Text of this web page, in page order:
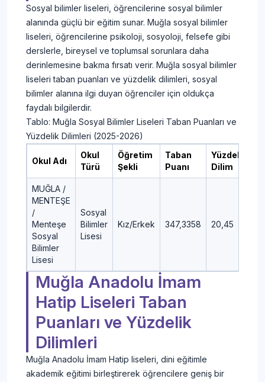
Sosyal bilimler liseleri, öğrencilerine sosyal bilimler
alanında güçlü bir eğitim sunar. Muğla sosyal bilimler
liseleri, öğrencilerine psikoloji, sosyoloji, felsefe gibi
derslerle, bireysel ve toplumsal sorunlara daha
derinlemesine bakma fırsatı verir. Muğla sosyal bilimler
liseleri taban puanları ve yüzdelik dilimleri, sosyal
bilimler alanına ilgi duyan öğrenciler için oldukça
faydalı bilgilerdir.
Tablo: Muğla Sosyal Bilimler Liseleri Taban Puanları ve
Yüzdelik Dilimleri (2025-2026)
Okul Adı
Okul
Türü
Öğretim
Şekli
Taban
Puanı
Yüzdelik
Dilim
MUĞLA /
MENTEŞE
/
Menteşe
Sosyal
Bilimler
Lisesi
Sosyal
Bilimler
Lisesi
Kız/Erkek 347,3358 20,45
Muğla Anadolu İmam
Hatip Liseleri Taban
Puanları ve Yüzdelik
Dilimleri
Muğla Anadolu İmam Hatip liseleri, dini eğitimle
akademik eğitimi birleştirerek öğrencilere geniş bir